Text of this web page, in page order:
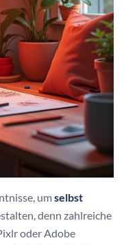
umselbst
denn zahlreiche
oder Adobe